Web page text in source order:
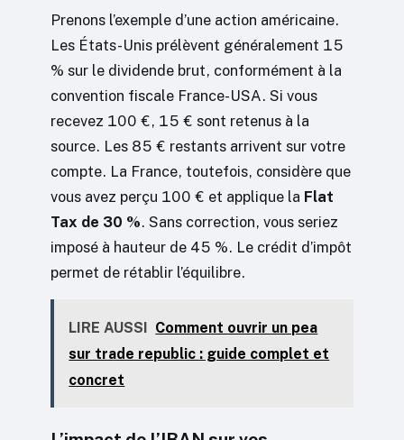
Prenons l’exemple d’une action américaine.
Les États-Unis prélèvent généralement 15
% sur le dividende brut, conformément à la
convention fiscale France-USA. Si vous
recevez 100 €, 15 € sont retenus à la
source. Les 85 € restants arrivent sur votre
compte. La France, toutefois, considère que
vous avez perçu 100 € et applique la Flat
Tax de 30 %. Sans correction, vous seriez
imposé à hauteur de 45 %. Le crédit d’impôt
permet de rétablir l’équilibre.
LIRE AUSSI Comment ouvrir un pea
sur trade republic : guide complet et
concret